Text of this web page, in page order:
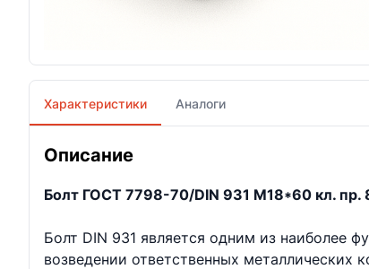
Характеристики Аналоги
Описание
Болт ГОСТ 7798-70/DIN 931 М18*60 кл. пр.
Болт DIN 931 является одним из наиболее
возведении ответственных металлических